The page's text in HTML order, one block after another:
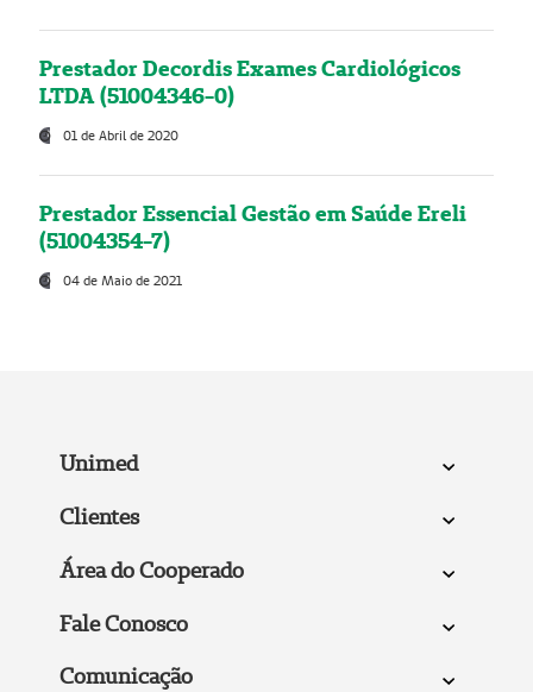
Prestador Decordis Exames Cardiológicos
LTDA (51004346-0)
01 de Abril de 2020
Prestador Essencial Gestão em Saúde Ereli
(51004354-7)
04 de Maio de 2021
Unimed
Clientes
Área do Cooperado
Fale Conosco
Comunicação